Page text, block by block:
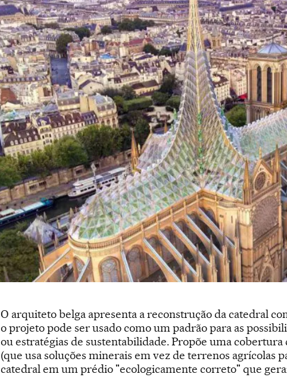
O arquiteto belga apresenta a reconstrução da catedral
o projeto pode ser usado como um padrão para as
ou estratégias de sustentabilidade. Propõe uma
(que usa soluções minerais em vez de terrenos agrícolas
catedral em um prédio "ecologicamente correto" que